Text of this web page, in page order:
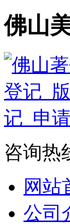
佛山
咨询热
网站
公司